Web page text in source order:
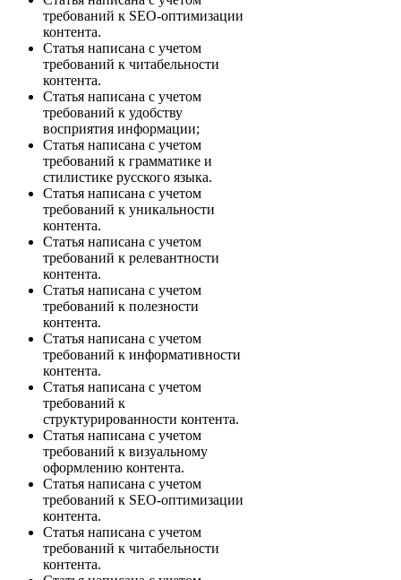
требований к SEO-оптимизации
контента.
Статья написана с учетом
требований к читабельности
контента.
Статья написана с учетом
требований к удобству
восприятия информации;
Статья написана с учетом
требований к грамматике и
стилистике русского языка.
Статья написана с учетом
требований к уникальности
контента.
Статья написана с учетом
требований к релевантности
контента.
Статья написана с учетом
требований к полезности
контента.
Статья написана с учетом
требований к информативности
контента.
Статья написана с учетом
требований к
структурированности контента.
Статья написана с учетом
требований к визуальному
оформлению контента.
Статья написана с учетом
требований к SEO-оптимизации
контента.
Статья написана с учетом
требований к читабельности
контента.